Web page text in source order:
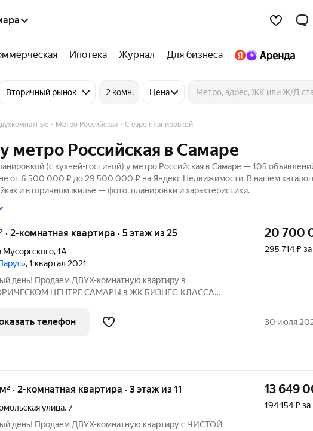
Ипотека Журнал Для бизнеса
Вторичный рынок 2 комн. Цена
Метро Российская С евро планировкой
метро Российская в Самаре
(с кухней-гостиной) у метро Российская в Самаре — 105
от 6 500 000 ₽ до 29 500 000 ₽ на Яндекс Недвижимости. В нашем
и вторичном жилье — фото, планировки и характеристики.
· 2-комнатная квартира · 5 этаж из 25
Мусоргского,1А
, 1 квартал 2021
день! Продаем ДВУХ-комнатную квартиру в
ЦЕНТРЕ САМАРЫ в ЖК БИЗНЕС-КЛАССА
! Квартира продается БЕЗ КОМИССИИ !
и описание соответствуют действительности.
20 700
295 714 ₽
телефон 30 июля
м² · 2-комнатная квартира · 3 этаж из 11
улица,7
день! Продаем ДВУХ-комнатную квартиру с ЧИCТОЙ
13 649
194 154 ₽ за